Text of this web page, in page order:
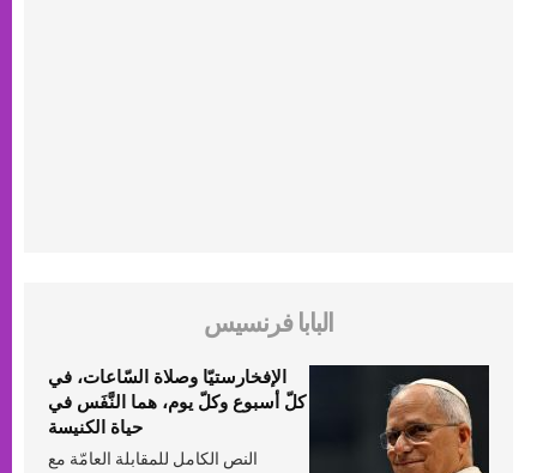
البابا فرنسيس
الإفخارستيّا وصلاة السّاعات، في
كلّ أسبوع وكلّ يوم، هما النَّفَس في
حياة الكنيسة
النص الكامل للمقابلة العامّة مع